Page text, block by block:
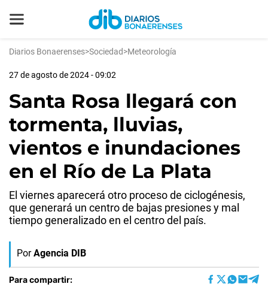
Diarios Bonaerenses>Sociedad>Meteorología
27 de agosto de 2024 - 09:02
Santa Rosa llegará con
tormenta, lluvias,
vientos e inundaciones
en el Río de La Plata
El viernes aparecerá otro proceso de ciclogénesis,
que generará un centro de bajas presiones y mal
tiempo generalizado en el centro del país.
Por Agencia DIB
Para compartir: